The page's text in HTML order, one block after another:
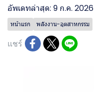
อัพเดทล่าสุด: 9 ก.ค. 2026
หน้าแรก พลังงาน-อุตสาหกรรม
แชร์